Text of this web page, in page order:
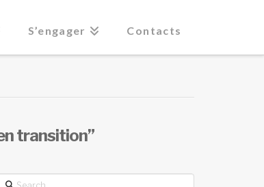
S’engager Contacts
transition”
Search